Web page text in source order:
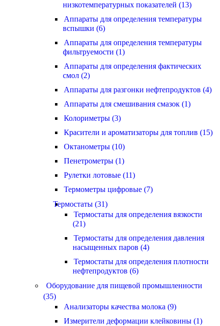
низкотемпературных показателей (13)
Аппараты для определения температуры
вспышки (6)
Аппараты для определения температуры
фильтруемости (1)
Аппараты для определения фактических
смол (2)
Аппараты для разгонки нефтепродуктов (4)
Аппараты для смешивания смазок (1)
Колориметры (3)
Красители и ароматизаторы для топлив (15)
Октанометры (10)
Пенетрометры (1)
Рулетки лотовые (11)
Термометры цифровые (7)
Термостаты (31)
Термостаты для определения вязкости
(21)
Термостаты для определения давления
насыщенных паров (4)
Термостаты для определения плотности
нефтепродуктов (6)
Оборудование для пищевой промышленности
(35)
Анализаторы качества молока (9)
Измерители деформации клейковины (1)